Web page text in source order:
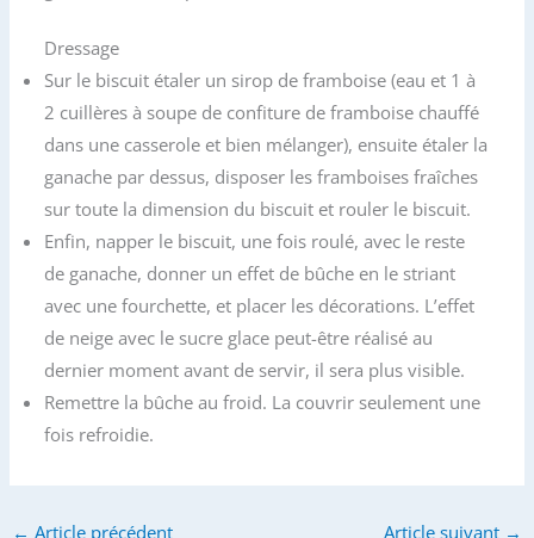
Dressage
Sur le biscuit étaler un sirop de framboise (eau et 1 à
2 cuillères à soupe de confiture de framboise chauffé
dans une casserole et bien mélanger), ensuite étaler la
ganache par dessus, disposer les framboises fraîches
sur toute la dimension du biscuit et rouler le biscuit.
Enfin, napper le biscuit, une fois roulé, avec le reste
de ganache, donner un effet de bûche en le striant
avec une fourchette, et placer les décorations. L’effet
de neige avec le sucre glace peut-être réalisé au
dernier moment avant de servir, il sera plus visible.
Remettre la bûche au froid. La couvrir seulement une
fois refroidie.
← Article précédent Article suivant →